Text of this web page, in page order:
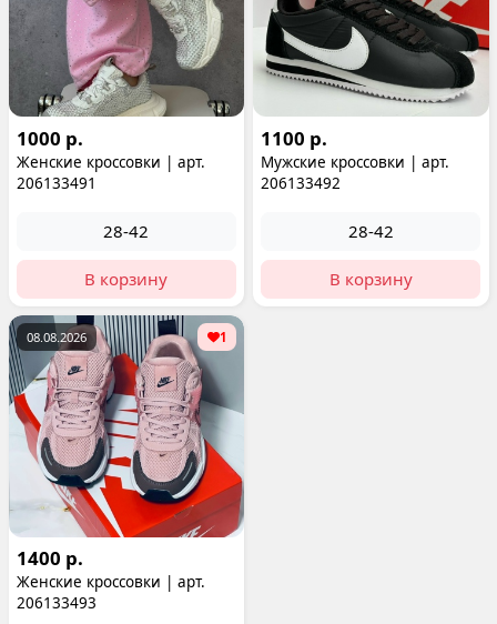
1000 р.
Женские кроссовки | арт.
206133491
28-42
В корзину
1100 р.
Мужские кроссовки | арт.
206133492
28-42
В корзину
08.08.2026 1
1400 р.
Женские кроссовки | арт.
206133493